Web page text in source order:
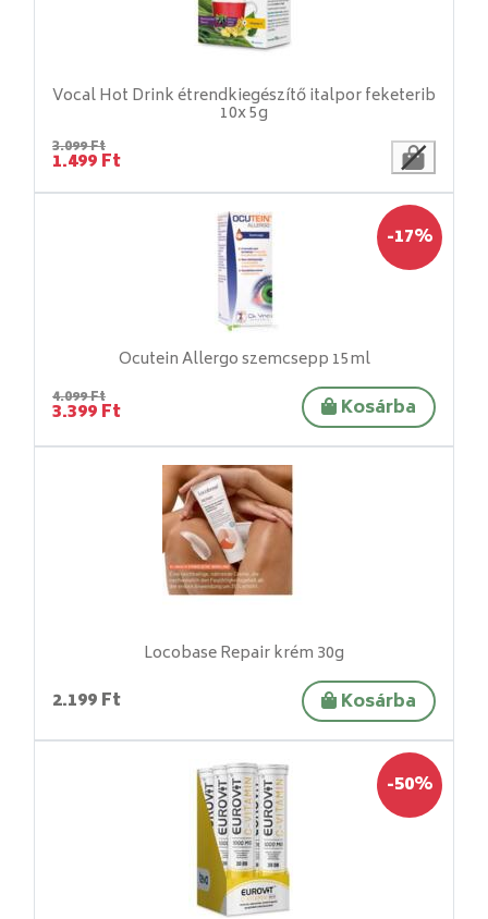
Vocal Hot Drink étrendkiegészítő italpor feketerib
10x 5g
3.099 Ft
1.499 Ft
-17%
Ocutein Allergo szemcsepp 15ml
4.099 Ft
3.399 Ft Kosárba
Locobase Repair krém 30g
2.199 Ft Kosárba
-50%